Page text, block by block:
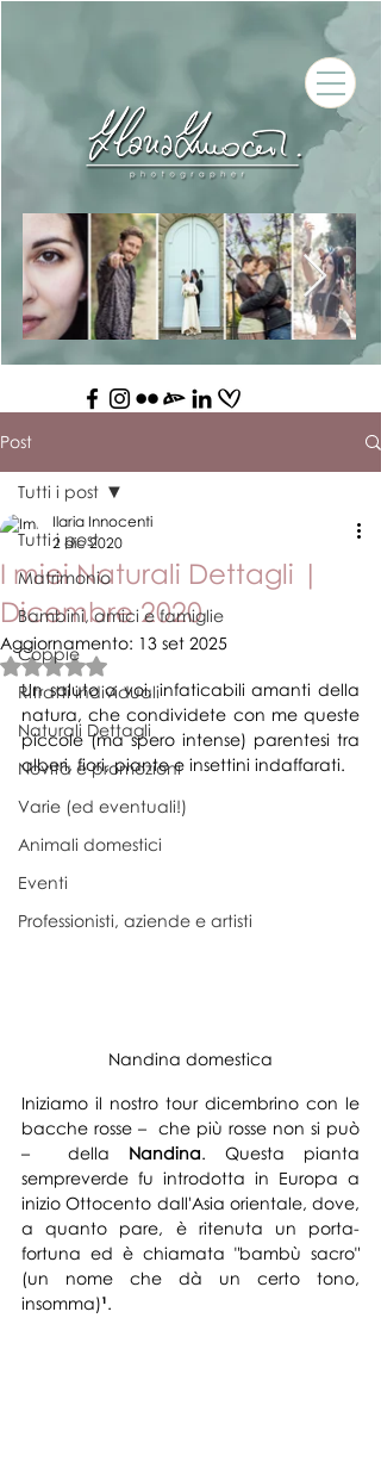
Post
Tutti i post
Matrimonio
Bambini, amici e famiglie
Coppie
Ritratti individuali
Naturali Dettagli
Novità e promozioni
Varie (ed eventuali!)
Animali domestici
Eventi
Professionisti, aziende e artisti
Tutti i post
I miei Naturali Dettagli |
Dicembre 2020
Ilaria Innocenti
2 dic 2020
Aggiornamento: 13 set 2025
Valutazione NaN stelle su 5.
Un saluto a voi, infaticabili amanti della
natura, che condividete con me queste
piccole (ma spero intense) parentesi tra
alberi, fiori, piante e insettini indaffarati.
Nandina domestica
Iniziamo il nostro tour dicembrino con le
bacche rosse –  che più rosse non si può
–  della Nandina. Questa pianta
sempreverde fu introdotta in Europa a
inizio Ottocento dall'Asia orientale, dove,
a quanto pare, è ritenuta un porta-
fortuna ed è chiamata "bambù sacro"
(un nome che dà un certo tono,
insomma)¹.